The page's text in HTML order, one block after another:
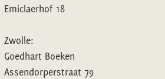
Emiclaerhof 18
Zwolle:
Goedhart Boeken
Assendorperstraat 79